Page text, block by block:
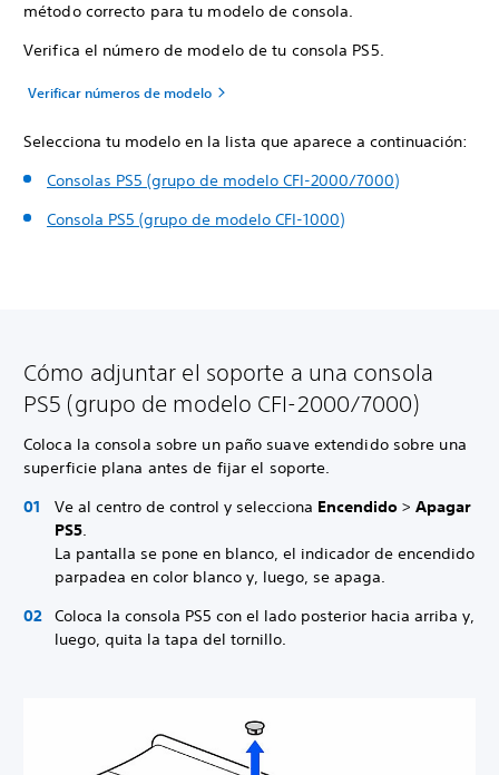
método correcto para tu modelo de consola.
Verifica el número de modelo de tu consola PS5.
Verificar números de modelo
Selecciona tu modelo en la lista que aparece a continuación:
Consolas PS5 (grupo de modelo CFI-2000/7000)
Consola PS5 (grupo de modelo CFI-1000)
Cómo adjuntar el soporte a una consola
PS5 (grupo de modelo CFI-2000/7000)
Coloca la consola sobre un paño suave extendido sobre una
superficie plana antes de fijar el soporte.
Ve al centro de control y selecciona Encendido > Apagar
PS5.
La pantalla se pone en blanco, el indicador de encendido
parpadea en color blanco y, luego, se apaga.
Coloca la consola PS5 con el lado posterior hacia arriba y,
luego, quita la tapa del tornillo.